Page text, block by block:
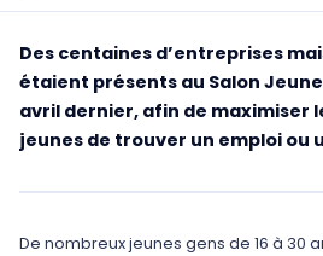
Des centaines d’entreprises
étaient présents au Salon Jeune
avril dernier, afin de maximiser
jeunes de trouver un emploi ou
De nombreux jeunes gens de 16 à 30